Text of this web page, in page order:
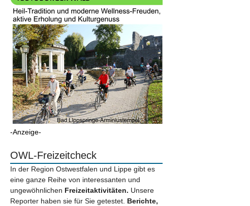
-Anzeige-
OWL-Freizeitcheck
In der Region Ostwestfalen und Lippe gibt es
eine ganze Reihe von interessanten und
ungewöhnlichen Freizeitaktivitäten. Unsere
Reporter haben sie für Sie getestet. Berichte,